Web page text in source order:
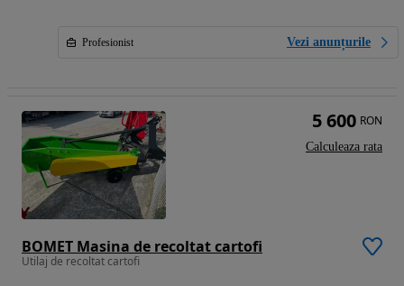
Profesionist Vezi anunțurile
BOMET Masina de recoltat cartofi
Utilaj de recoltat cartofi
5 600 RON
Calculeaza rata